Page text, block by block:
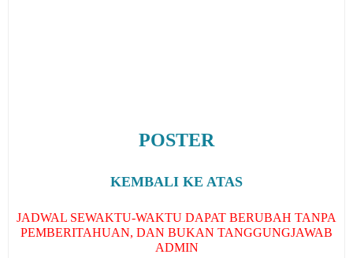
POSTER
KEMBALI KE ATAS
JADWAL SEWAKTU-WAKTU DAPAT BERUBAH TANPA
PEMBERITAHUAN, DAN BUKAN TANGGUNGJAWAB
ADMIN